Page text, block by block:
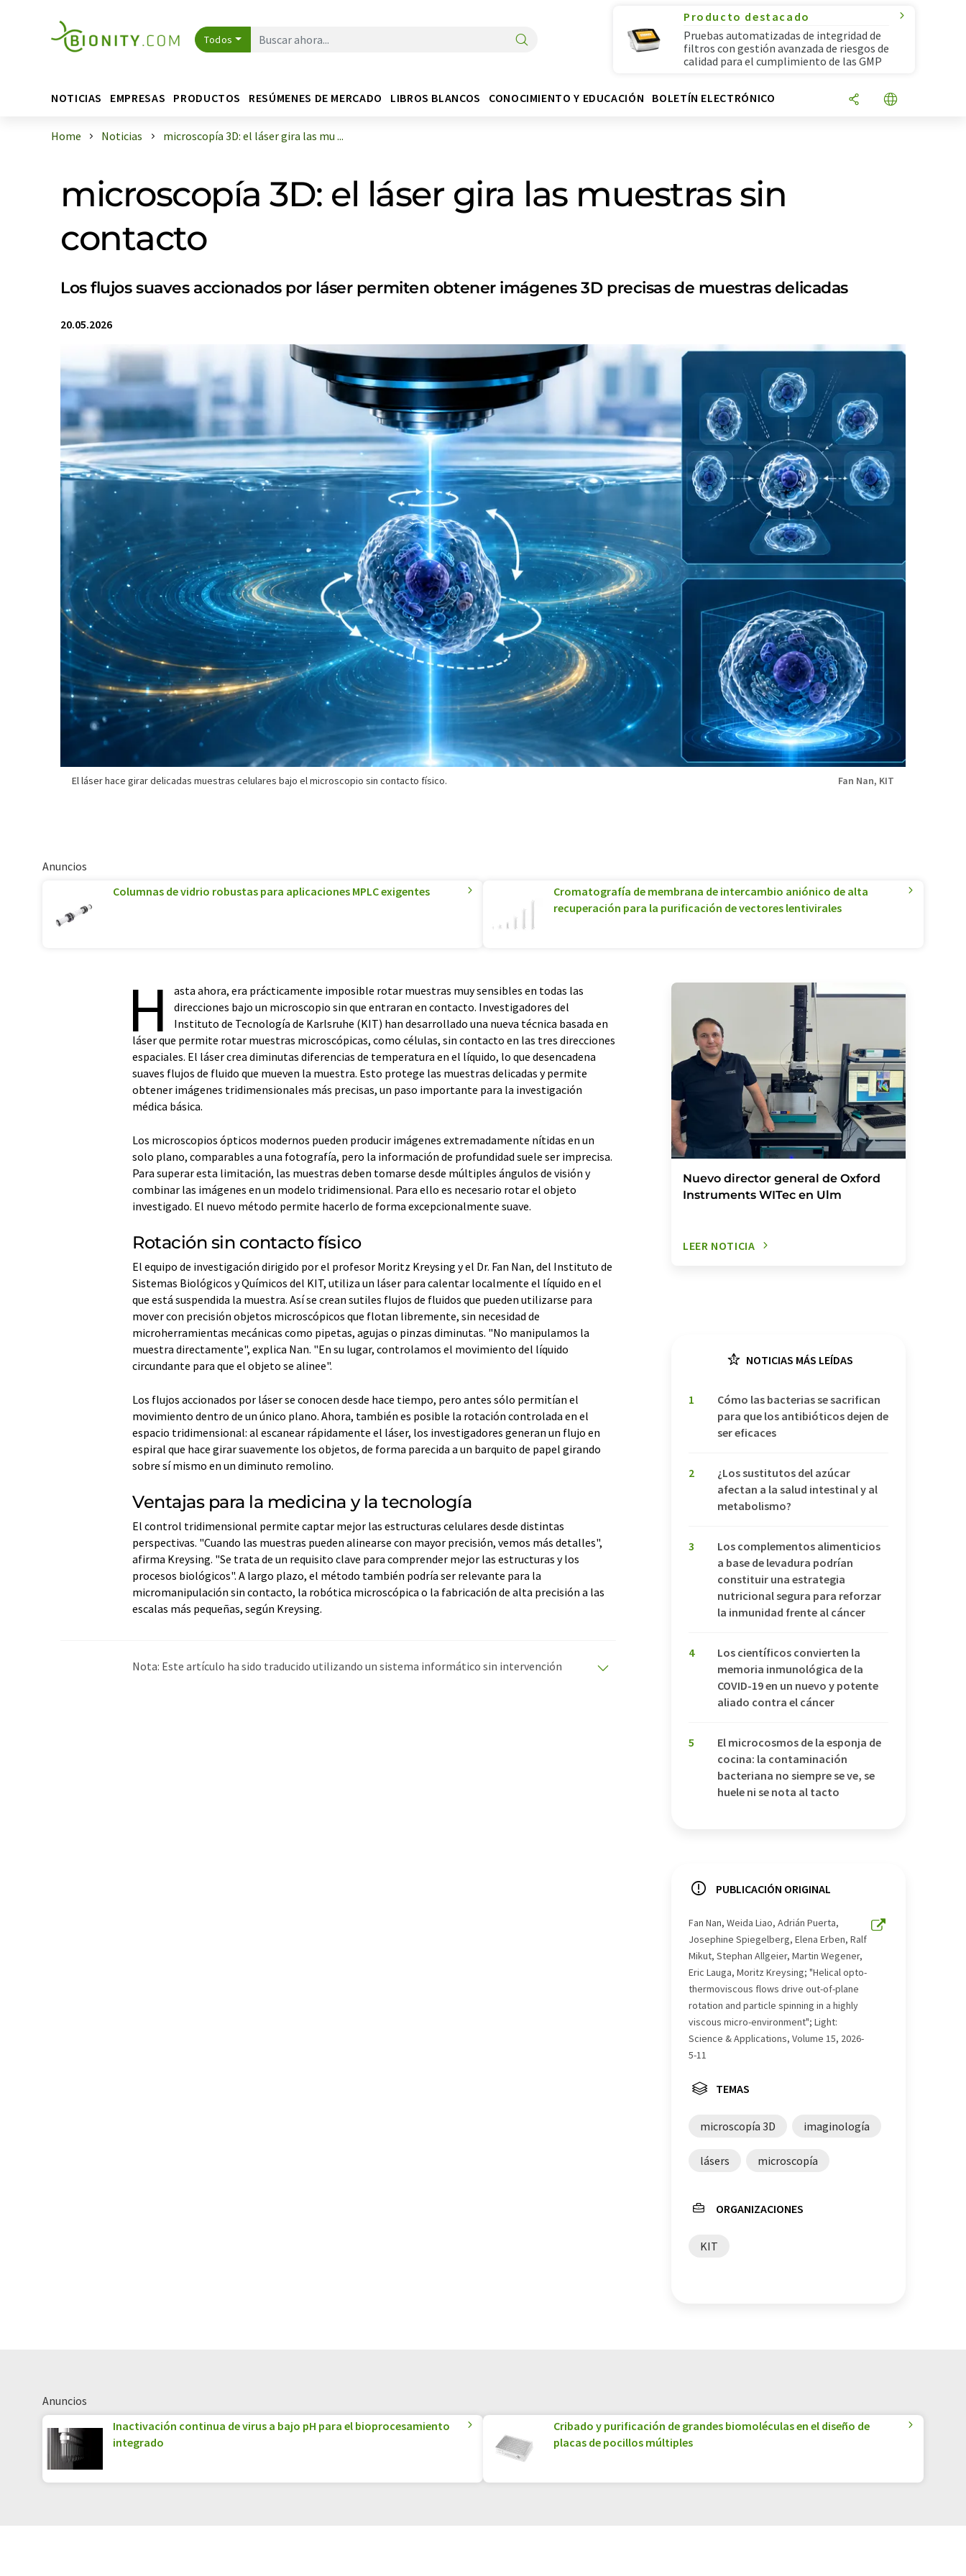
Todos
Producto destacado
Pruebas automatizadas de integridad de
filtros con gestión avanzada de riesgos de
calidad para el cumplimiento de las GMP
NOTICIAS EMPRESAS PRODUCTOS RESÚMENES DE MERCADO LIBROS BLANCOS CONOCIMIENTO Y EDUCACIÓN BOLETÍN ELECTRÓNICO
Home Noticias microscopía 3D: el láser gira las mu ...
microscopía 3D: el láser gira las muestras sin
contacto
Los flujos suaves accionados por láser permiten obtener imágenes 3D precisas de muestras delicadas
20.05.2026
El láser hace girar delicadas muestras celulares bajo el microscopio sin contacto físico. Fan Nan, KIT
Anuncios
Columnas de vidrio robustas para aplicaciones MPLC exigentes
Cromatografía de membrana de intercambio aniónico de alta
recuperación para la purificación de vectores lentivirales
H
asta ahora, era prácticamente imposible rotar muestras muy sensibles en todas las
direcciones bajo un microscopio sin que entraran en contacto. Investigadores del
Instituto de Tecnología de Karlsruhe (KIT) han desarrollado una nueva técnica basada en
láser que permite rotar muestras microscópicas, como células, sin contacto en las tres direcciones
espaciales. El láser crea diminutas diferencias de temperatura en el líquido, lo que desencadena
suaves flujos de fluido que mueven la muestra. Esto protege las muestras delicadas y permite
obtener imágenes tridimensionales más precisas, un paso importante para la investigación
médica básica.
Los microscopios ópticos modernos pueden producir imágenes extremadamente nítidas en un
solo plano, comparables a una fotografía, pero la información de profundidad suele ser imprecisa.
Para superar esta limitación, las muestras deben tomarse desde múltiples ángulos de visión y
combinar las imágenes en un modelo tridimensional. Para ello es necesario rotar el objeto
investigado. El nuevo método permite hacerlo de forma excepcionalmente suave.
Rotación sin contacto físico
El equipo de investigación dirigido por el profesor Moritz Kreysing y el Dr. Fan Nan, del Instituto de
Sistemas Biológicos y Químicos del KIT, utiliza un láser para calentar localmente el líquido en el
que está suspendida la muestra. Así se crean sutiles flujos de fluidos que pueden utilizarse para
mover con precisión objetos microscópicos que flotan libremente, sin necesidad de
microherramientas mecánicas como pipetas, agujas o pinzas diminutas. "No manipulamos la
muestra directamente", explica Nan. "En su lugar, controlamos el movimiento del líquido
circundante para que el objeto se alinee".
Los flujos accionados por láser se conocen desde hace tiempo, pero antes sólo permitían el
movimiento dentro de un único plano. Ahora, también es posible la rotación controlada en el
espacio tridimensional: al escanear rápidamente el láser, los investigadores generan un flujo en
espiral que hace girar suavemente los objetos, de forma parecida a un barquito de papel girando
sobre sí mismo en un diminuto remolino.
Ventajas para la medicina y la tecnología
El control tridimensional permite captar mejor las estructuras celulares desde distintas
perspectivas. "Cuando las muestras pueden alinearse con mayor precisión, vemos más detalles",
afirma Kreysing. "Se trata de un requisito clave para comprender mejor las estructuras y los
procesos biológicos". A largo plazo, el método también podría ser relevante para la
micromanipulación sin contacto, la robótica microscópica o la fabricación de alta precisión a las
escalas más pequeñas, según Kreysing.
Nota: Este artículo ha sido traducido utilizando un sistema informático sin intervención
Nuevo director general de Oxford
Instruments WITec en Ulm
LEER NOTICIA
NOTICIAS MÁS LEÍDAS
1
Cómo las bacterias se sacrifican
para que los antibióticos dejen de
ser eficaces
2
¿Los sustitutos del azúcar
afectan a la salud intestinal y al
metabolismo?
3
Los complementos alimenticios
a base de levadura podrían
constituir una estrategia
nutricional segura para reforzar
la inmunidad frente al cáncer
4
Los científicos convierten la
memoria inmunológica de la
COVID-19 en un nuevo y potente
aliado contra el cáncer
5
El microcosmos de la esponja de
cocina: la contaminación
bacteriana no siempre se ve, se
huele ni se nota al tacto
PUBLICACIÓN ORIGINAL
Fan Nan, Weida Liao, Adrián Puerta,
Josephine Spiegelberg, Elena Erben, Ralf
Mikut, Stephan Allgeier, Martin Wegener,
Eric Lauga, Moritz Kreysing; "Helical opto-
thermoviscous flows drive out-of-plane
rotation and particle spinning in a highly
viscous micro-environment"; Light:
Science & Applications, Volume 15, 2026-
5-11
TEMAS
microscopía 3D imaginología
lásers microscopía
ORGANIZACIONES
KIT
Anuncios
Inactivación continua de virus a bajo pH para el bioprocesamiento
integrado
Cribado y purificación de grandes biomoléculas en el diseño de
placas de pocillos múltiples